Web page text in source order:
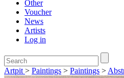
Other
Voucher
News
Artists
Log in
Artpit > Paintings > Paintings >